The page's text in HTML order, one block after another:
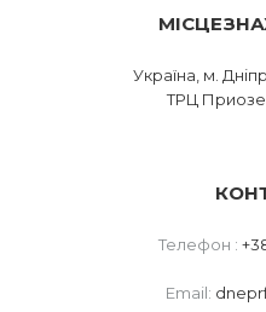
Україна, м.
ТРЦ
Телефон :
Email: